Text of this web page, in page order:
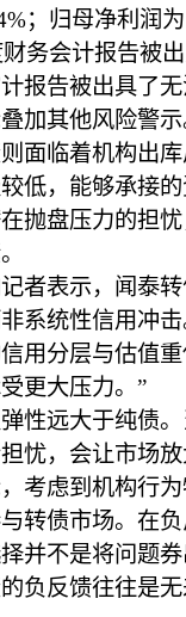
；归母净利润
务会计报告被
报告被出具了
加其他风险警
临着机构出库
低，能够承接
抛盘压力的担
表示，闻泰转
系统性信用冲
用分层与估值
更大压力。”
远大于纯债。
忧，会让市场
考虑到机构行
转债市场。在
并不是将问题
负反馈往往是